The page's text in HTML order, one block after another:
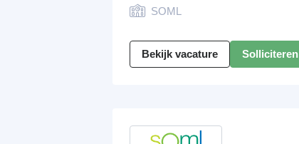
SOML
Bekijk vacature Solliciteren